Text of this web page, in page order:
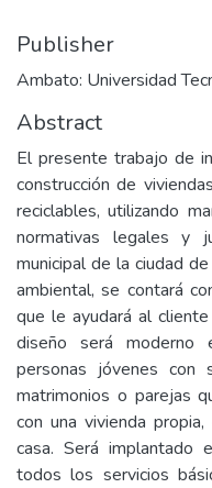
Publisher
Ambato: Universidad
Abstract
El presente trabajo de
construcción de
reciclables, utilizando
normativas legales y
municipal de la ciudad
ambiental, se contará
que le ayudará al
diseño será moderno
personas jóvenes con
matrimonios o parejas
con una vivienda
casa. Será implantado
todos los servicios